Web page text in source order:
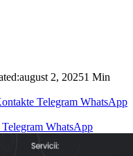
august 2, 20251 Min
Telegram WhatsApp
Telegram WhatsApp